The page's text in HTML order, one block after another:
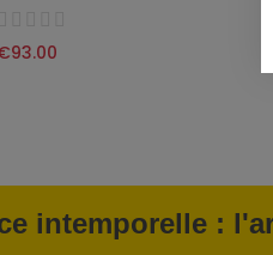
intemporelle :